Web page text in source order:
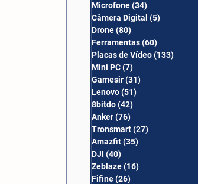
Microfone(34)
Câmera Digital (5)
Drone(80)
Ferramentas(60)
Placas de Vídeo(133)
Mini PC(7)
Gamesir(31)
Lenovo(51)
8bitdo(42)
Anker(76)
Tronsmart(27)
Amazfit(35)
DJI (40)
Zeblaze(16)
Fifine(26)